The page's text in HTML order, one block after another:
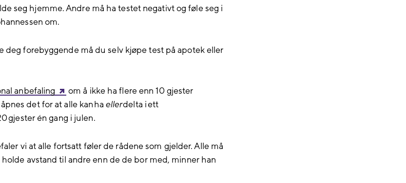
seg hjemme. Andre må ha testet negativt og føle seg i
om.
deg forebyggende må du selv kjøpe test på apotek eller
anbefaling
om å ikke ha flere enn 10 gjester
det for at alle kan ha ellerdelta i ett
gjester én gang i julen.
vi at alle fortsatt føler de rådene som gjelder. Alle må
avstand til andre enn de de bor med, minner han